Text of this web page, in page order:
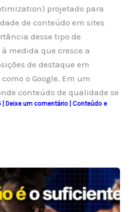
projetado para
de conteúdo em sites
desse tipo de
medida que cresce a
de destaque em
o Google. Em um
conteúdo de qualidade se
Deixe um comentário
Conteúdo e